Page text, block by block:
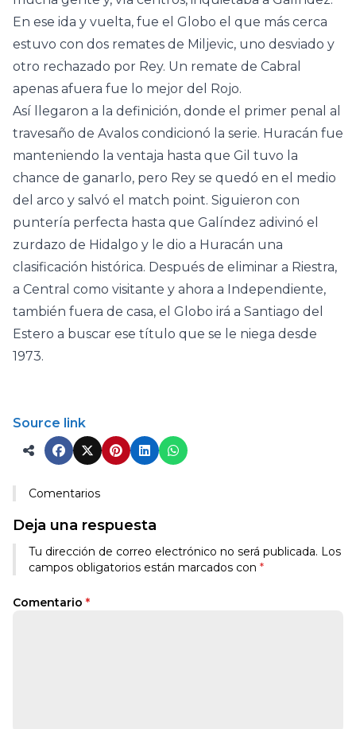
En ese ida y vuelta, fue el Globo el que más cerca
estuvo con dos remates de Miljevic, uno desviado y
otro rechazado por Rey. Un remate de Cabral
apenas afuera fue lo mejor del Rojo.
Así llegaron a la definición, donde el primer penal al
travesaño de Avalos condicionó la serie. Huracán fue
manteniendo la ventaja hasta que Gil tuvo la
chance de ganarlo, pero Rey se quedó en el medio
del arco y salvó el match point. Siguieron con
puntería perfecta hasta que Galíndez adivinó el
zurdazo de Hidalgo y le dio a Huracán una
clasificación histórica. Después de eliminar a Riestra,
a Central como visitante y ahora a Independiente,
también fuera de casa, el Globo irá a Santiago del
Estero a buscar ese título que se le niega desde
1973.
Source link
Comentarios
Deja una respuesta
Tu dirección de correo electrónico no será publicada. Los
campos obligatorios están marcados con *
Comentario *